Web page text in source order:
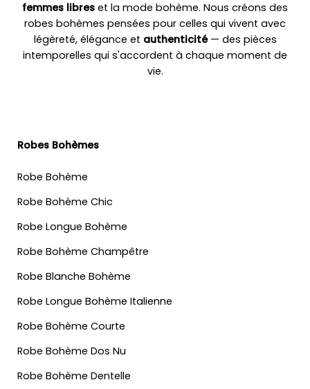
femmes libres et la mode bohème. Nous créons des
robes bohèmes pensées pour celles qui vivent avec
légèreté, élégance et authenticité— des pièces
intemporelles qui s'accordent à chaque moment de
vie.
Robes Bohèmes
Robe Bohème
Robe Bohème Chic
Robe Longue Bohème
Robe Bohème Champêtre
Robe Blanche Bohème
Robe Longue Bohème Italienne
Robe Bohème Courte
Robe Bohème Dos Nu
Robe Bohème Dentelle